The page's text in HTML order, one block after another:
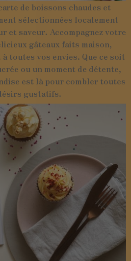
de boissons chaudes et
sélectionnées localement
et saveur. Accompagnez votre
gâteaux faits maison,
toutes vos envies. Que ce soit
ou un moment de détente,
est là pour combler toutes
gustatifs.